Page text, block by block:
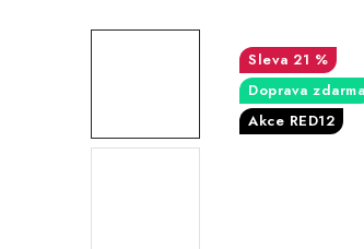
21 %
Doprava zdarma
Akce RED12